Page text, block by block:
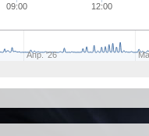
09:00 12:00
Апр. '26